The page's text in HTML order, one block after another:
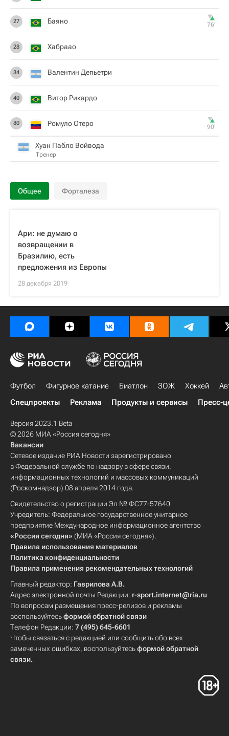
27 Баяно 76‎’‎
28 Хабраао
34 Валентин Депьетри
40 Витор Рикардо
80 Ромуло Отеро 90‎’‎
Хуан Пабло Войвода
Тренер
Общее Форталеза
Ари: не думаю о
возвращении в
Бразилию, есть
предложения из Европы
28 декабря 2019
Футбол Фигурное катание Биатлон ЗОЖ Хоккей
Спецпроекты
Реклама Продукты и сервисы Пресс-
Версия 2023.1 Beta
© 2026 МИА «Россия сегодня»
Вакансии
Сетевое издание РИА Новости зарегистрировано
в Федеральной службе по надзору в сфере связи,
информационных технологий и массовых коммуникаций
(Роскомнадзор) 08 апреля 2014 года.
Свидетельство о регистрации Эл № ФС77-57640
Учредитель: Федеральное государственное унитарное
предприятие Международное информационное агентство
«Россия сегодня» (МИА «Россия сегодня»).
Правила использования материалов
Политика конфиденциальности
Правила применения рекомендательных технологий
Главный редактор: Гаврилова А.В.
Адрес электронной почты Редакции: r-sport.internet@ria.ru
По вопросам размещения пресс-релизов и рекламы
воспользуйтесьформой обратной связи
Телефон Редакции: 7 (495) 645-6601
Чтобы связаться с редакцией или сообщить обо всех
замеченных ошибках, воспользуйтесьформой обратной
связи.